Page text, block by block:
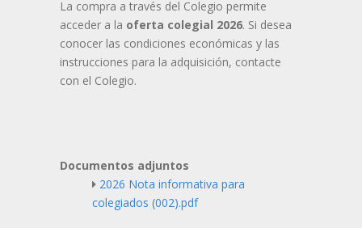
La compra a través del Colegio permite
acceder a la oferta colegial 2026. Si desea
conocer las condiciones económicas y las
instrucciones para la adquisición, contacte
con el Colegio.
Documentos adjuntos
2026 Nota informativa para
colegiados (002).pdf